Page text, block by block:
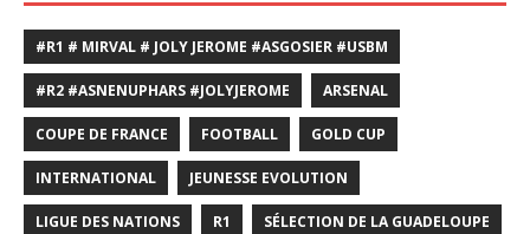
#R1 # MIRVAL # JOLY JEROME #ASGOSIER #USBM
#R2 #ASNENUPHARS #JOLYJEROME ARSENAL
COUPE DE FRANCE FOOTBALL GOLD CUP
INTERNATIONAL JEUNESSE EVOLUTION
LIGUE DES NATIONS R1 SÉLECTION DE LA GUADELOUPE